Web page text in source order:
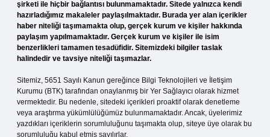
şirketi ile hiçbir bağlantısı bulunmamaktadır. Sitede yalnızca kendi
hazırladığımız makaleler paylaşılmaktadır. Burada yer alan içerikler
haber niteliği taşımamakta olup, gerçek kurum ve kişiler hakkında
paylaşım yapılmamaktadır. Gerçek kurum ve kişiler ile isim
benzerlikleri tamamen tesadüfidir. Sitemizdeki bilgiler taslak
halindedir ve tavsiye niteliği taşımazlar.
Sitemiz, 5651 Sayılı Kanun gereğince Bilgi Teknolojileri ve İletişim
Kurumu (BTK) tarafından onaylanmış bir Yer Sağlayıcı olarak hizmet
vermektedir. Bu nedenle, sitedeki içerikleri proaktif olarak denetleme
veya araştırma yükümlülüğümüz bulunmamaktadır. Ancak, üyelerimiz
yazdıkları içeriklerin sorumluluğunu taşımakta olup, siteye üye olarak bu
sorumluluğu kabul etmiş sayılırlar.